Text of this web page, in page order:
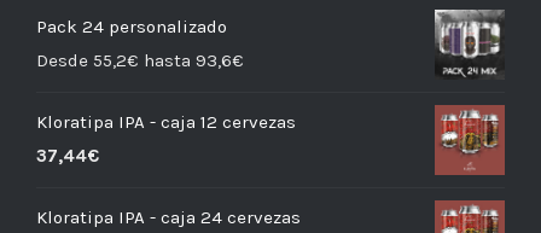
Pack 24 personalizado
Desde 55,2€ hasta 93,6€
Kloratipa IPA - caja 12 cervezas
37,44€
Kloratipa IPA - caja 24 cervezas